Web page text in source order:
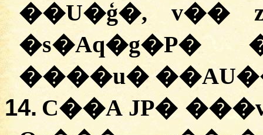
��U�ģ�, v��
�s�Aq�g�P�
����u�
14. C��A JP�